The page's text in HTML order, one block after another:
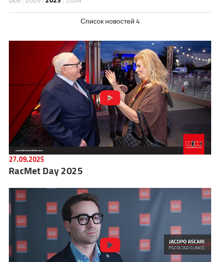
ПРОДУКЦИЯ
ОСНОВНЫЕ МОМЕНТЫ
КОНТАКТЫ
СКАЧАТЬ
Список новостей 4
27.09.2025
RacMet Day 2025